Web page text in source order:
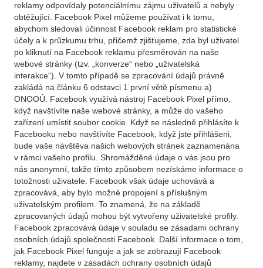
reklamy odpovídaly potenciálnímu zájmu uživatelů a nebyly
obtěžující. Facebook Pixel můžeme používat i k tomu,
abychom sledovali účinnost Facebook reklam pro statistické
účely a k průzkumu trhu, přičemž zjišťujeme, zda byl uživatel
po kliknutí na Facebook reklamu přesměrován na naše
webové stránky (tzv. „konverze“ nebo „uživatelská
interakce“). V tomto případě se zpracování údajů právně
zakládá na článku 6 odstavci 1 první větě písmenu a)
ONOOÚ. Facebook využívá nástroj Facebook Pixel přímo,
když navštívíte naše webové stránky, a může do vašeho
zařízení umístit soubor cookie. Když se následně přihlásíte k
Facebooku nebo navštívíte Facebook, když jste přihlášeni,
bude vaše návštěva našich webových stránek zaznamenána
v rámci vašeho profilu. Shromážděné údaje o vás jsou pro
nás anonymní, takže tímto způsobem nezískáme informace o
totožnosti uživatele. Facebook však údaje uchovává a
zpracovává, aby bylo možné propojení s příslušným
uživatelským profilem. To znamená, že na základě
zpracovaných údajů mohou být vytvořeny uživatelské profily.
Facebook zpracovává údaje v souladu se zásadami ochrany
osobních údajů společnosti Facebook. Další informace o tom,
jak Facebook Pixel funguje a jak se zobrazují Facebook
reklamy, najdete v zásadách ochrany osobních údajů